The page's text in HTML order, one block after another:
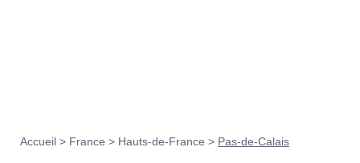
Accueil > France > Hauts-de-France > Pas-de-Calais